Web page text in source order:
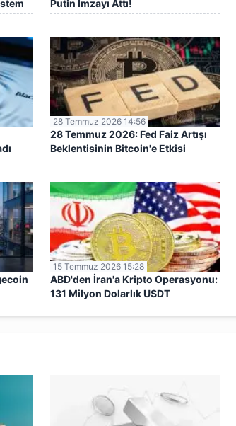
Putin İmzayı Attı!
28 Temmuz 2026 14:56
28 Temmuz 2026: Fed Faiz Artışı
Beklentisinin Bitcoin'e Etkisi
15 Temmuz 2026 15:28
ABD'den İran'a Kripto Operasyonu:
131 Milyon Dolarlık USDT
Donduruldu!